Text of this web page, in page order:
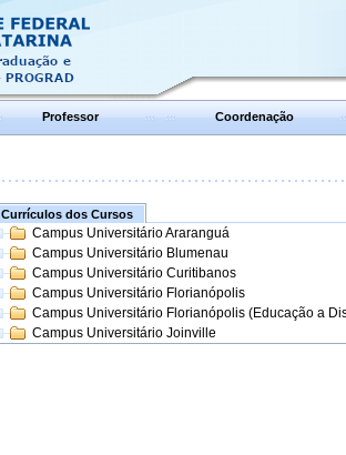
Professor Coordenação
Currículos dos Cursos
Campus Universitário Araranguá
Campus Universitário Blumenau
Campus Universitário Curitibanos
Campus Universitário Florianópolis
Campus Universitário Florianópolis (Educação a
Campus Universitário Joinville